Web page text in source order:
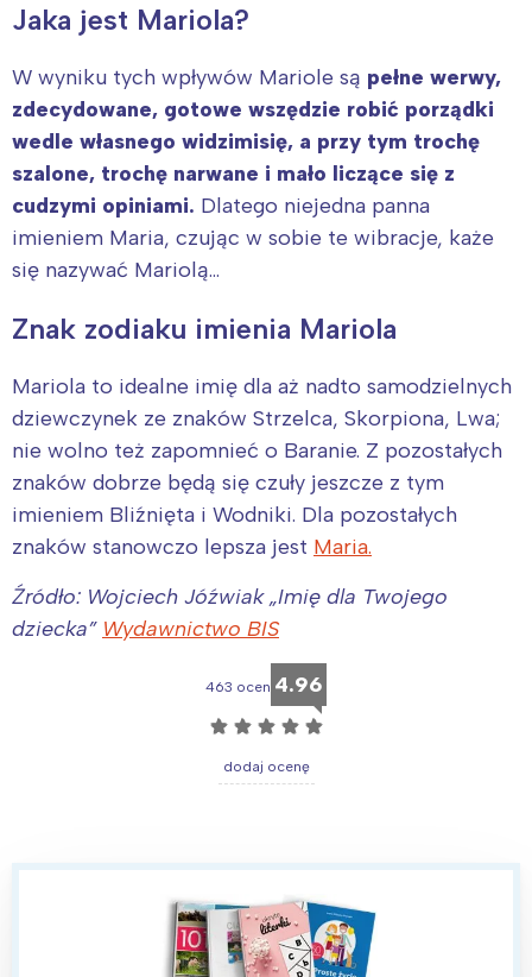
Jaka jest Mariola?
W wyniku tych wpływów Mariole są pełne werwy,
zdecydowane, gotowe wszędzie robić porządki
wedle własnego widzimisię, a przy tym trochę
szalone, trochę narwane i mało liczące się z
cudzymi opiniami. Dlatego niejedna panna
imieniem Maria, czując w sobie te wibracje, każe
się nazywać Mariolą…
Znak zodiaku imienia Mariola
Mariola to idealne imię dla aż nadto samodzielnych
dziewczynek ze znaków Strzelca, Skorpiona, Lwa;
nie wolno też zapomnieć o Baranie. Z pozostałych
znaków dobrze będą się czuły jeszcze z tym
imieniem Bliźnięta i Wodniki. Dla pozostałych
znaków stanowczo lepsza jest Maria.
Źródło: Wojciech Jóźwiak „Imię dla Twojego
dziecka” Wydawnictwo BIS
463 ocen 4.96
☆ ☆ ☆ ☆ ☆
dodaj ocenę
Interesują mnie wydarzenia z